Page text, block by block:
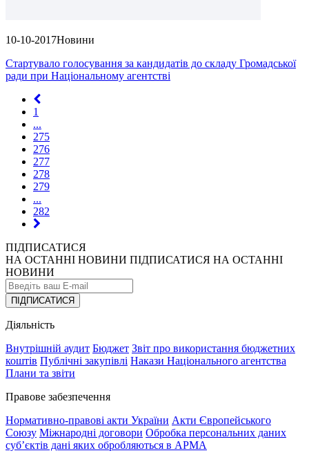
10-10-2017Новини
Стартувало голосування за кандидатів до складу Громадської
ради при Національному агентстві
1
...
275
276
277
278
279
...
282
ПІДПИСАТИСЯ
НА ОСТАННІ НОВИНИ ПІДПИСАТИСЯ НА ОСТАННІ
НОВИНИ
ПІДПИСАТИСЯ
Діяльність
Внутрішній аудит Бюджет Звіт про використання бюджетних
коштів Публічні закупівлі Накази Національного агентства
Плани та звіти
Правове забезпечення
Нормативно-правові акти України Акти Європейського
Союзу Міжнародні договори Обробка персональних даних
субʼєктів дані яких обробляються в АРМА